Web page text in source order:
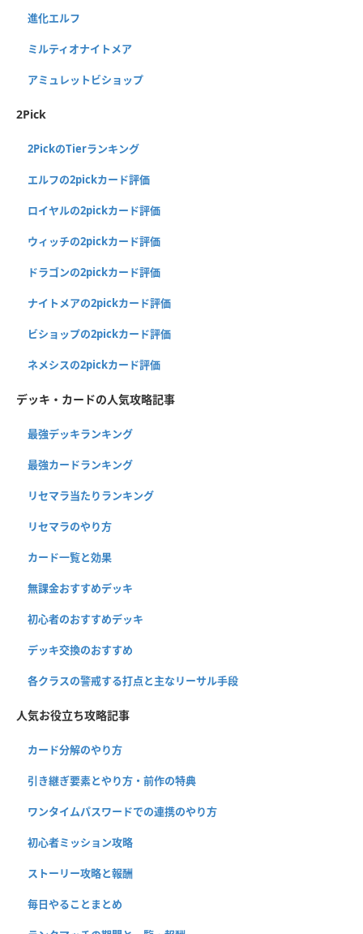
進化エルフ
ミルティオナイトメア
アミュレットビショップ
2Pick
2PickのTierランキング
エルフの2pickカード評価
ロイヤルの2pickカード評価
ウィッチの2pickカード評価
ドラゴンの2pickカード評価
ナイトメアの2pickカード評価
ビショップの2pickカード評価
ネメシスの2pickカード評価
デッキ・カードの人気攻略記事
最強デッキランキング
最強カードランキング
リセマラ当たりランキング
リセマラのやり方
カード一覧と効果
無課金おすすめデッキ
初心者のおすすめデッキ
デッキ交換のおすすめ
各クラスの警戒する打点と主なリーサル手段
人気お役立ち攻略記事
カード分解のやり方
引き継ぎ要素とやり方・前作の特典
ワンタイムパスワードでの連携のやり方
初心者ミッション攻略
ストーリー攻略と報酬
毎日やることまとめ